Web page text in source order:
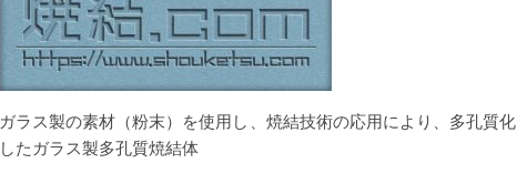
ガラス製の素材（粉末）を使用し、焼結技術の応用により、多孔質化
したガラス製多孔質焼結体